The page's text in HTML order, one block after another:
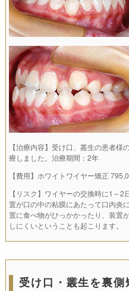
【治療内容】受け口、叢生の患者
療しました。治療期間：2年
【費用】ホワイトワイヤー矯正
【リスク】ワイヤーの交換時に1～
置が口の中の粘膜にあたって口内炎
置に食べ物がひっかかったり、装置
しにくいということも起こります。
受け口・叢生を裏側